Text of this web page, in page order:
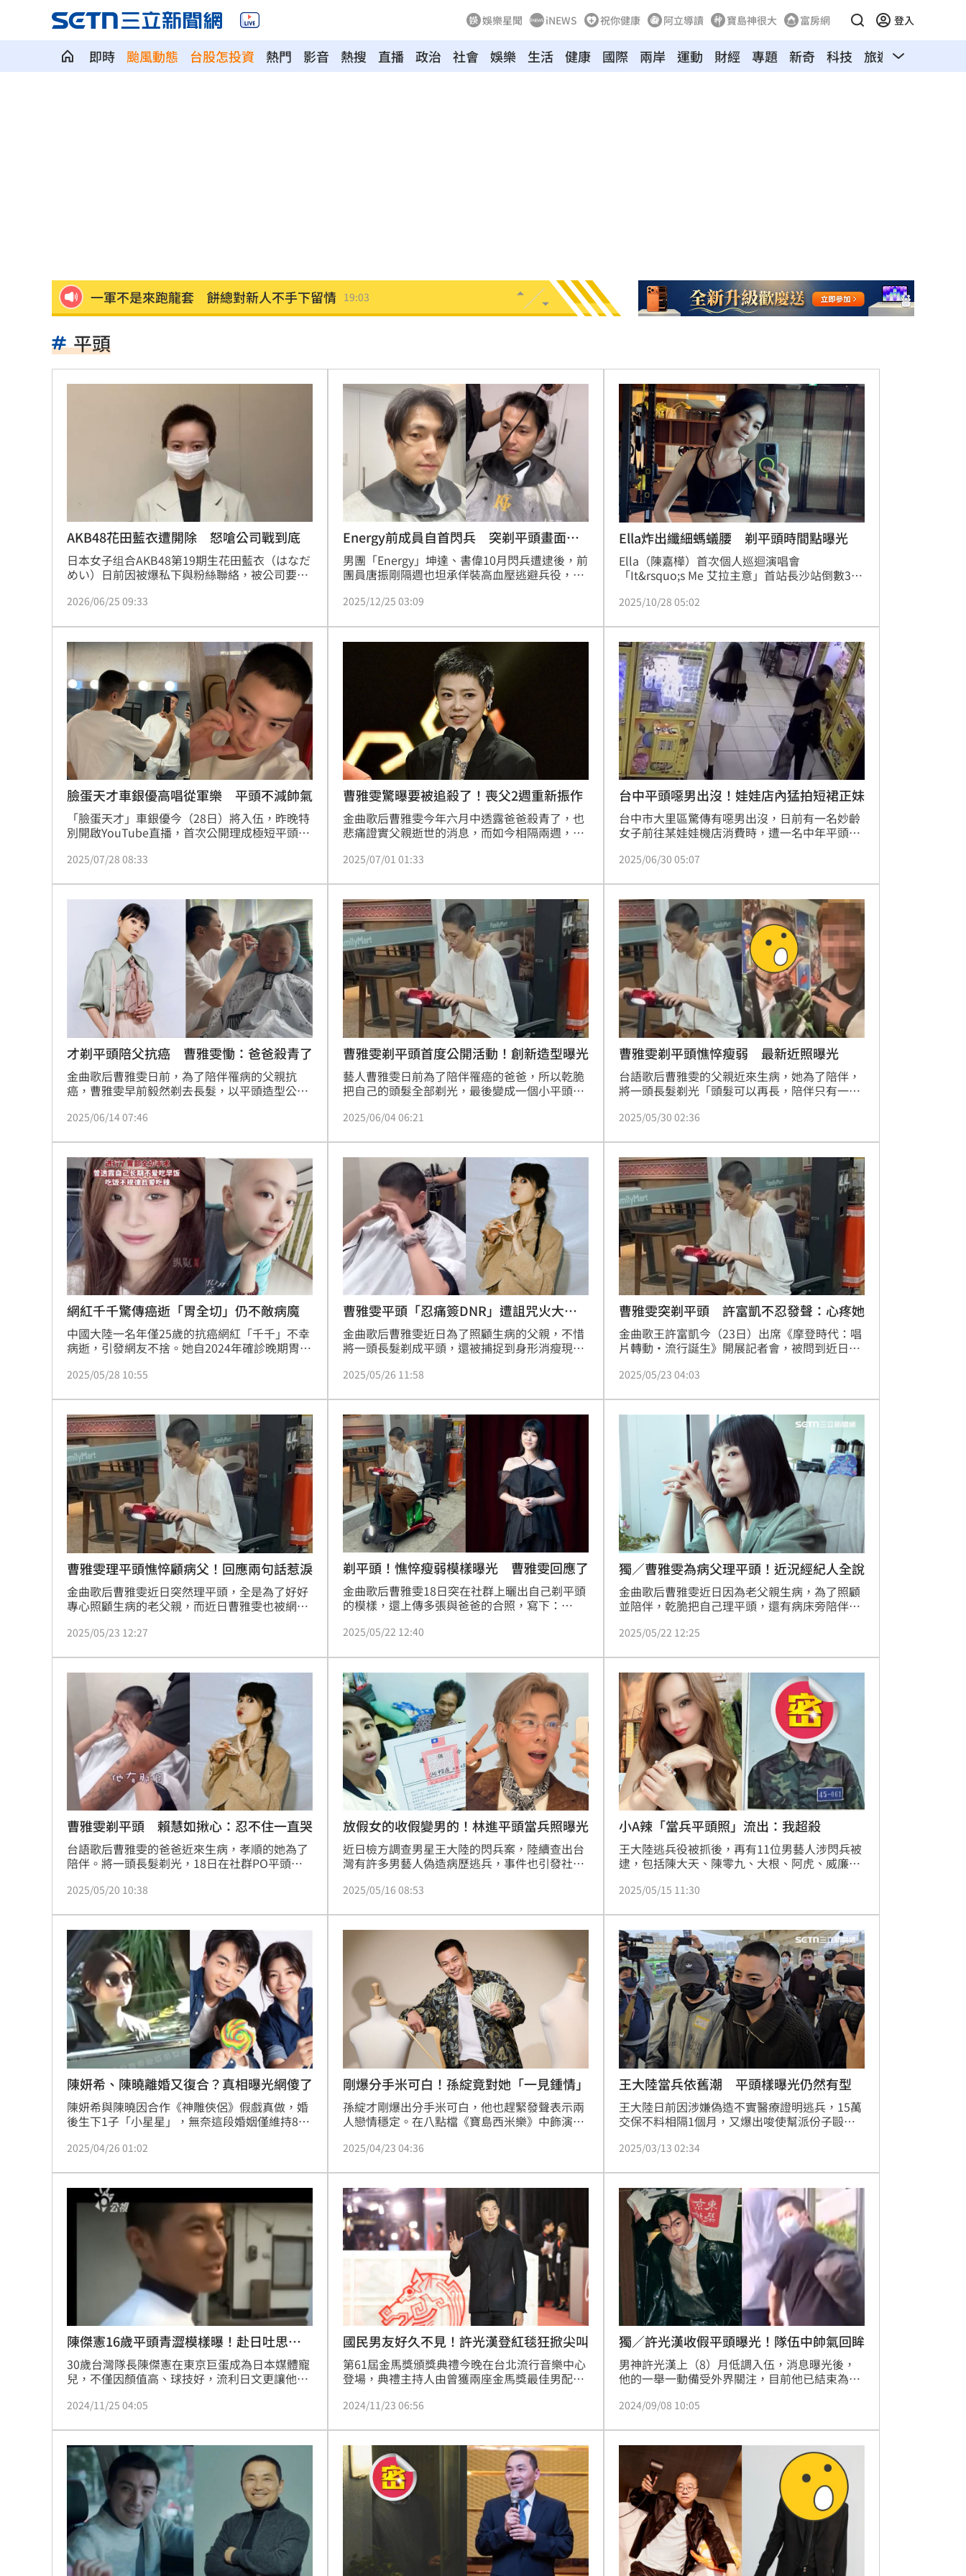
娛樂星聞 iNEWS 祝你健康 阿立導讀 寶島神很大 富房網 登入
即時 颱風動態 台股怎投資 熱門 影音 熱搜 直播 政治 社會 娛樂 生活 健康 國際 兩岸 運動 財經 專題 新奇 科技 旅遊 汽車
一軍不是來跑龍套 餅總對新人不手下留情 19:03
直擊／NEWBEAT高雄首秀 震胸舞全場嗨翻 18:53
颱風紫暴雨今晚開炸 估「這時」解除海警
傅家接班人幕僚酒駕遭移送！公所火速准辭 18:52
獅子座新月伴日蝕！12星座一週運勢出爐 18:45
桃猿二軍單場僅3投 副領隊曝下週可緩解
颱風硬闖海邊！巨浪來1家4剩3 男童被捲走 18:39
大盤收紅、正二反跌？ 拆解槓反ETF秒懂 18:39
白海豚逼近強降雨 石門單日狂洩508萬噸 18:34
專家喊台股「下週噴千點」關鍵訊號 18:33
男星拍足球戲正中要害 導演喊：效果很好
父親節辭世 前彰化市代蔡裕昌享壽71歲
補充兵12天也不服！男連2次放鳥代價慘8倍 18:16
台灣彩券開獎直播中 20:31
LIVE三立+24小時直播 15:27
三立iNEWS新聞台線上直播
商場戰國來臨 台中「頂奢大道」逐漸成形 12:00
「拍片人的多重宇宙」職涯論壇9/12登場！ 10:30
8國球員齊聚高雄 Formosa 7s掀足球熱潮 10:00
理想混蛋號召粉絲跨海追星吃美食！ 18:15
平頭
AKB48花田藍衣遭開除 怒嗆公司戰到底
日本女子组合AKB48第19期生花田藍衣（はなだ
めい）日前因被爆私下與粉絲聯絡，被公司要求
宣布無限期停止活動，最終被解除團體成員身
藍衣剃髮謝罪的說法，對此，花田藍衣也發文表
示，自己絕不屈服，無論花費多少年，都會繼續
戰鬥下去。林品妤
2026/06/25 09:33
Energy前成員自首閃兵 突剃平頭畫面流
出
男團「Energy」坤達、書偉10月閃兵遭逮後，前
團員唐振剛隔週也坦承佯裝高血壓逃避兵役，成
社群平台分享剃頭過程，平頭造型令人眼睛為之
2025/12/25 03:09
Ella炸出纖細螞蟻腰 剃平頭時間點曝光
Ella（陳嘉樺）首次個人巡迴演唱會
「It&rsquo;s Me 艾拉主意」首站長沙站倒數3
題曲，打趣說：「音樂總監陳君豪太忙了，一直
有寫歌了，沒想到一出手就這樣，是還滿帥的！
希望大家到時候在演唱會陪解接用力地大聲把它
唱出來。」
2025/10/28 05:02
臉蛋天才車銀優高唱從軍樂 平頭不減帥氣
「臉蛋天才」車銀優今（28日）將入伍，昨晚特
別開啟YouTube直播，首次公開理成極短平頭的
嚇一跳，雖然頭髮幾乎全剃光，但俊俏五官依舊
2025/07/28 08:33
曹雅雯驚曝要被追殺了！喪父2週重新振作
金曲歌后曹雅雯今年六月中透露爸爸殺青了，也
悲痛證實父親逝世的消息，而如今相隔兩週，曹
獎，看得出來狀態好很多，而後和經紀人小君以
2025/07/01 01:33
台中平頭噁男出沒！娃娃店內猛拍短裙正妹
台中市大里區驚傳有噁男出沒，日前有一名妙齡
女子前往某娃娃機店消費時，遭一名中年平頭男
男子竟矢口否認，最終只好向警方報案。事後被
女性友人也曾遭騷擾，甚至噁男還將其中一名女
子的照片印出當傳單發放，令人傻眼。對此警方
表示，正進一步追查平頭男身分以釐清案情。
2025/06/30 05:07
才剃平頭陪父抗癌 曹雅雯慟：爸爸殺青了
金曲歌后曹雅雯日前，為了陪伴罹病的父親抗
癌，曹雅雯早前毅然剃去長髮，以平頭造型公開
起居生活，堅強又溫柔的身影令人動容。怎料今
息。
2025/06/14 07:46
曹雅雯剃平頭首度公開活動！創新造型曝光
藝人曹雅雯日前為了陪伴罹癌的爸爸，所以乾脆
把自己的頭髮全部剃光，最後變成一個小平頭，
曹雅雯首度出席公開場合亮相，平頭的造型也格
2025/06/04 06:21
曹雅雯剃平頭憔悴瘦弱 最新近照曝光
台語歌后曹雅雯的父親近來生病，她為了陪伴，
將一頭長髮剃光「頭髮可以再長，陪伴只有一
要接，日前在電視台錄影時，歌迷興奮要求合照
2025/05/30 02:36
網紅千千驚傳癌逝「胃全切」仍不敵病魔
中國大陸一名年僅25歲的抗癌網紅「千千」不幸
病逝，引發網友不捨。她自2024年確診晚期胃癌
療過程與生活點滴，展現樂觀態度，也因此累積
情急轉直下，最終於5月24日凌晨離開人世，得
年僅25歲。趙浩雲
2025/05/28 10:55
曹雅雯平頭「忍痛簽DNR」遭詛咒火大開
譙
金曲歌后曹雅雯近日為了照顧生病的父親，不惜
將一頭長髮剃成平頭，還被捕捉到身形消瘦現身
父親的同時，竟被黑粉詛咒永不出院、全家會有
2025/05/26 11:58
曹雅雯突剃平頭 許富凱不忍發聲：心疼她
金曲歌王許富凱今（23日）出席《摩登時代：唱
片轉動‧流行誕生》開展記者會，被問到近日金
平頭造型現身，許富凱也坦言沒去關心打擾，
汝珊
2025/05/23 04:03
曹雅雯理平頭憔悴顧病父！回應兩句話惹淚
金曲歌后曹雅雯近日突然理平頭，全是為了好好
專心照顧生病的老父親，而近日曹雅雯也被網友
常消瘦的她，工作之餘還要照顧家人，面容看起
自己喊話，讓不少網友留言幫她加油。
2025/05/23 12:27
剃平頭！憔悴瘦弱模樣曝光 曹雅雯回應了
金曲歌后曹雅雯18日突在社群上曬出自己剃平頭
的模樣，還上傳多張與爸爸的合照，寫下：
紀人也證實曹雅雯剃髮原因，就是為了要陪伴病
此，曹雅雯本人也回應了。
2025/05/22 12:40
獨／曹雅雯為病父理平頭！近況經紀人全說
金曲歌后曹雅雯近日因為老父親生病，為了照顧
並陪伴，乾脆把自己理平頭，還有病床旁陪伴的
累，而《三立新聞網》記者詢問曹雅雯經紀人，
累，每週只要有時間就會南北跑，回台南陪伴爸
爸。
2025/05/22 12:25
曹雅雯剃平頭 賴慧如揪心：忍不住一直哭
台語歌后曹雅雯的爸爸近來生病，孝順的她為了
陪伴。將一頭長髮剃光，18日在社群PO平頭
如，看完曹雅雯的剃髮影片後，也忍不住一直
2025/05/20 10:38
放假女的收假變男的！林進平頭當兵照曝光
近日檢方調查男星王大陸的閃兵案，陸續查出台
灣有許多男藝人偽造病歷逃兵，事件也引發社會
（15）日在社群媒體上曬出當兵時期的照片，表
除「當兵退伍就沒人看你」的魔咒，貼文發出
後，吸引網友熱烈討論。
2025/05/16 08:53
小A辣「當兵平頭照」流出：我超殺
王大陸逃兵役被抓後，再有11位男藝人涉閃兵被
逮，包括陳大天、陳零九、大根、阿虎、威廉、
做完所有手術的小A辣，其實也當過兵，今
「我平頭超殺」。
2025/05/15 11:30
陳妍希、陳曉離婚又復合？真相曝光網傻了
陳妍希與陳曉因合作《神雕俠侶》假戲真做，婚
後生下1子「小星星」，無奈這段婚姻僅維持8年
恢單後的陳妍希一舉一動備受外界關注，近日大
男子眉眼酷似陳曉，消息曝光後引發熱議。
2025/04/26 01:02
剛爆分手米可白！孫綻竟對她「一見鍾情」
孫綻才剛爆出分手米可白，他也趕緊發聲表示兩
人戀情穩定。在八點檔《寶島西米樂》中飾演一
樣樣來，為了詮釋50年代街頭流氓的樣貌，孫綻
型，十分接地氣。趙浩雲
2025/04/23 04:36
王大陸當兵依舊潮 平頭樣曝光仍然有型
王大陸日前因涉嫌偽造不實醫療證明逃兵，15萬
交保不料相隔1個月，又爆出唆使幫派份子毆打
今（13日）上午8點56分壓線抵達台北車站北二
2025/03/13 02:34
陳傑憲16歲平頭青澀模樣曝！赴日吐思鄉
情
30歲台灣隊長陳傑憲在東京巨蛋成為日本媒體寵
兒，不僅因顏值高、球技好，流利日文更讓他能
生高校遊學，當時公視有特派員到岡山縣新見市
樣青澀，但已是個小帥哥，16歲的他對鏡頭坦
言：「我想回去，在這裡真的會想家，我來這裡
大概1、2個月，覺得語言要重學很麻煩。」
2024/11/25 04:05
國民男友好久不見！許光漢登紅毯狂掀尖叫
第61屆金馬獎頒獎典禮今晚在台北流行音樂中心
登場，典禮主持人由曾獲兩座金馬獎最佳男配角
軍徐鈞浩及王渝萱一同主持。而現在入圍者也已
男友」許光漢，一現身紅毯就讓現場尖叫聲不
斷。宋亭誼報導
2024/11/23 06:56
獨／許光漢收假平頭曝光！隊伍中帥氣回眸
男神許光漢上（8）月低調入伍，消息曝光後，
他的一舉一動備受外界關注，目前他已結束為期
續單位，預計明年才能回歸演藝圈。如今，《三
畫面，他的平頭模樣更是罕見在鏡頭前曝光。宋
亭誼報導
2024/09/08 10:05